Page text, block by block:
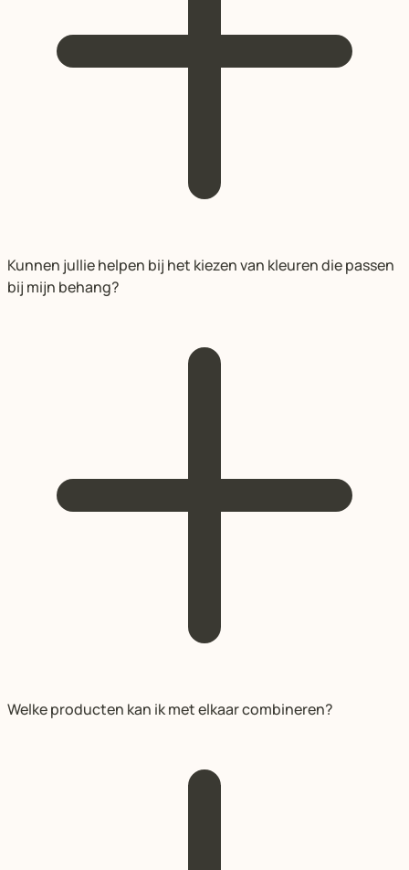
Kunnen jullie helpen bij het kiezen van kleuren die passen
bij mijn behang?
Welke producten kan ik met elkaar combineren?